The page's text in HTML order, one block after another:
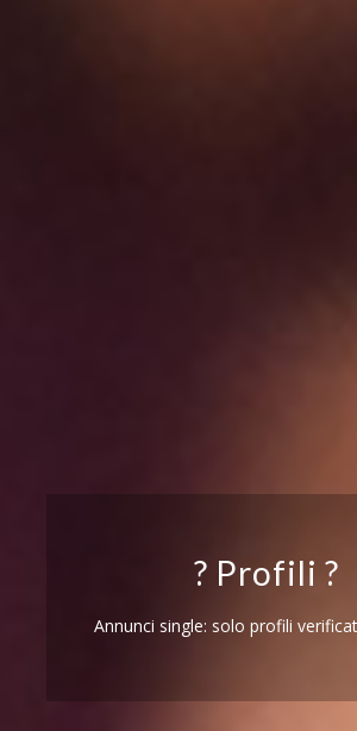
? Profili ?
Annunci single: solo profili